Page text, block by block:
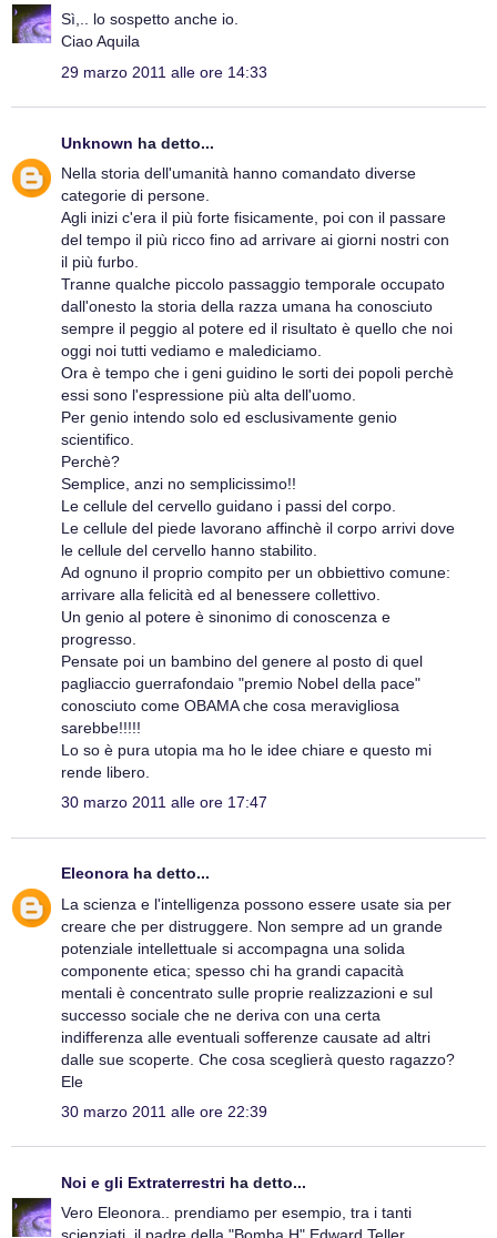
Sì,.. lo sospetto anche io.
Ciao Aquila
29 marzo 2011 alle ore 14:33
Unknown ha detto...
Nella storia dell'umanità hanno comandato diverse
categorie di persone.
Agli inizi c'era il più forte fisicamente, poi con il passare
del tempo il più ricco fino ad arrivare ai giorni nostri con
il più furbo.
Tranne qualche piccolo passaggio temporale occupato
dall'onesto la storia della razza umana ha conosciuto
sempre il peggio al potere ed il risultato è quello che noi
oggi noi tutti vediamo e malediciamo.
Ora è tempo che i geni guidino le sorti dei popoli perchè
essi sono l'espressione più alta dell'uomo.
Per genio intendo solo ed esclusivamente genio
scientifico.
Perchè?
Semplice, anzi no semplicissimo!!
Le cellule del cervello guidano i passi del corpo.
Le cellule del piede lavorano affinchè il corpo arrivi dove
le cellule del cervello hanno stabilito.
Ad ognuno il proprio compito per un obbiettivo comune:
arrivare alla felicità ed al benessere collettivo.
Un genio al potere è sinonimo di conoscenza e
progresso.
Pensate poi un bambino del genere al posto di quel
pagliaccio guerrafondaio "premio Nobel della pace"
conosciuto come OBAMA che cosa meravigliosa
sarebbe!!!!!
Lo so è pura utopia ma ho le idee chiare e questo mi
rende libero.
30 marzo 2011 alle ore 17:47
Eleonora ha detto...
La scienza e l'intelligenza possono essere usate sia per
creare che per distruggere. Non sempre ad un grande
potenziale intellettuale si accompagna una solida
componente etica; spesso chi ha grandi capacità
mentali è concentrato sulle proprie realizzazioni e sul
successo sociale che ne deriva con una certa
indifferenza alle eventuali sofferenze causate ad altri
dalle sue scoperte. Che cosa sceglierà questo ragazzo?
Ele
30 marzo 2011 alle ore 22:39
Noi e gli Extraterrestri ha detto...
Vero Eleonora.. prendiamo per esempio, tra i tanti